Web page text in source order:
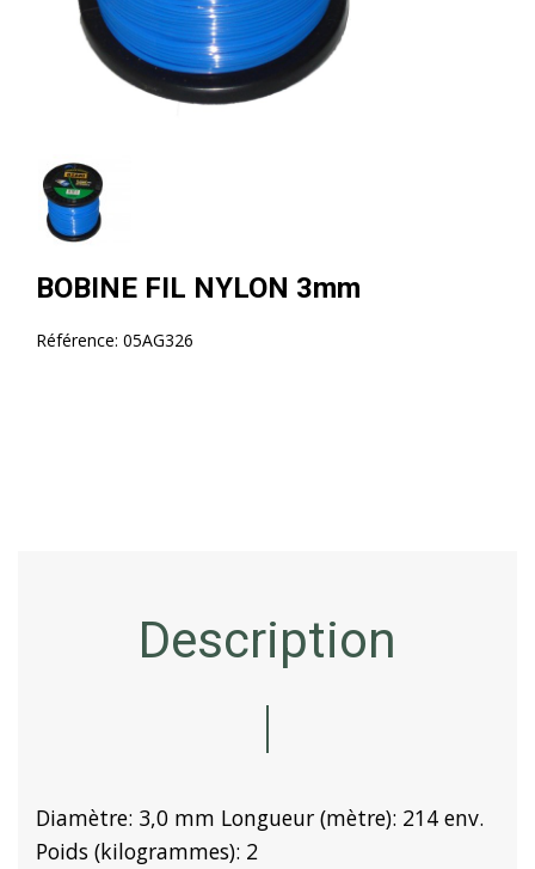
BOBINE FIL NYLON 3mm
Référence: 05AG326
Description
Diamètre: 3,0 mm Longueur (mètre): 214 env.
Poids (kilogrammes): 2